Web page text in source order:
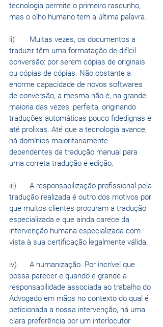
tecnologia permite o primeiro rascunho,
mas o olho humano tem a última palavra.
ii)	Muitas vezes, os documentos a
traduzir têm uma formatação de difícil
conversão: por serem cópias de originais
ou cópias de cópias. Não obstante a
enorme capacidade de novos softwares
de conversão, a mesma não é, na grande
maioria das vezes, perfeita, originando
traduções automáticas pouco fidedignas e
até prolixas. Até que a tecnologia avance,
há domínios maioritariamente
dependentes da tradução manual para
uma correta tradução e edição.
iii)	A responsabilização profissional pela
tradução realizada é outro dos motivos por
que muitos clientes procuram a tradução
especializada e que ainda carece da
intervenção humana especializada com
vista à sua certificação legalmente válida.
iv)	A humanização. Por incrível que
possa parecer e quando é grande a
responsabilidade associada ao trabalho do
Advogado em mãos no contexto do qual é
peticionada a nossa intervenção, há uma
clara preferência por um interlocutor